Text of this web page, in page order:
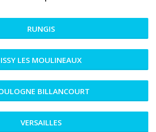
RUNGIS
ISSY LES MOULINEAUX
BILLANCOURT
VERSAILLES